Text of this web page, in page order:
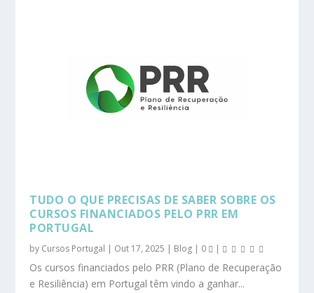
TUDO O QUE PRECISAS DE SABER SOBRE OS
CURSOS FINANCIADOS PELO PRR EM
PORTUGAL
by Cursos Portugal | Out 17, 2025 | Blog | 0 |
Os cursos financiados pelo PRR (Plano de Recuperação
e Resiliência) em Portugal têm vindo a ganhar...